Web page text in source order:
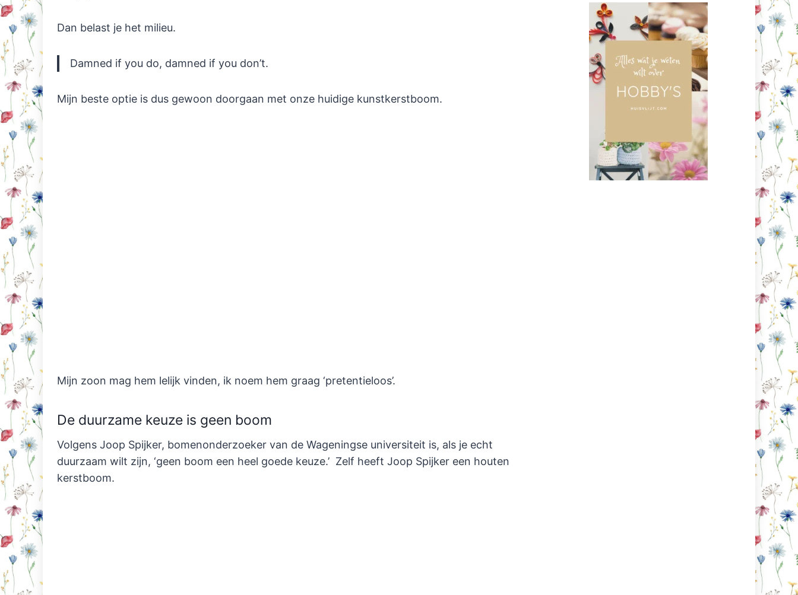
Dan belast je het milieu.
Damned if you do, damned if you don’t.
Mijn beste optie is dus gewoon doorgaan met onze huidige kunstkerstboom.
Mijn zoon mag hem lelijk vinden, ik noem hem graag ‘pretentieloos’.
De duurzame keuze is geen boom
Volgens Joop Spijker, bomenonderzoeker van de Wageningse universiteit is, als je echt
duurzaam wilt zijn, ‘geen boom een heel goede keuze.’ Zelf heeft Joop Spijker een houten
kerstboom.